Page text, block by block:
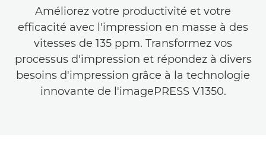
Améliorez votre productivité et votre
efficacité avec l'impression en masse à des
vitesses de 135 ppm. Transformez vos
processus d'impression et répondez à divers
besoins d'impression grâce à la technologie
innovante de l'imagePRESS V1350.